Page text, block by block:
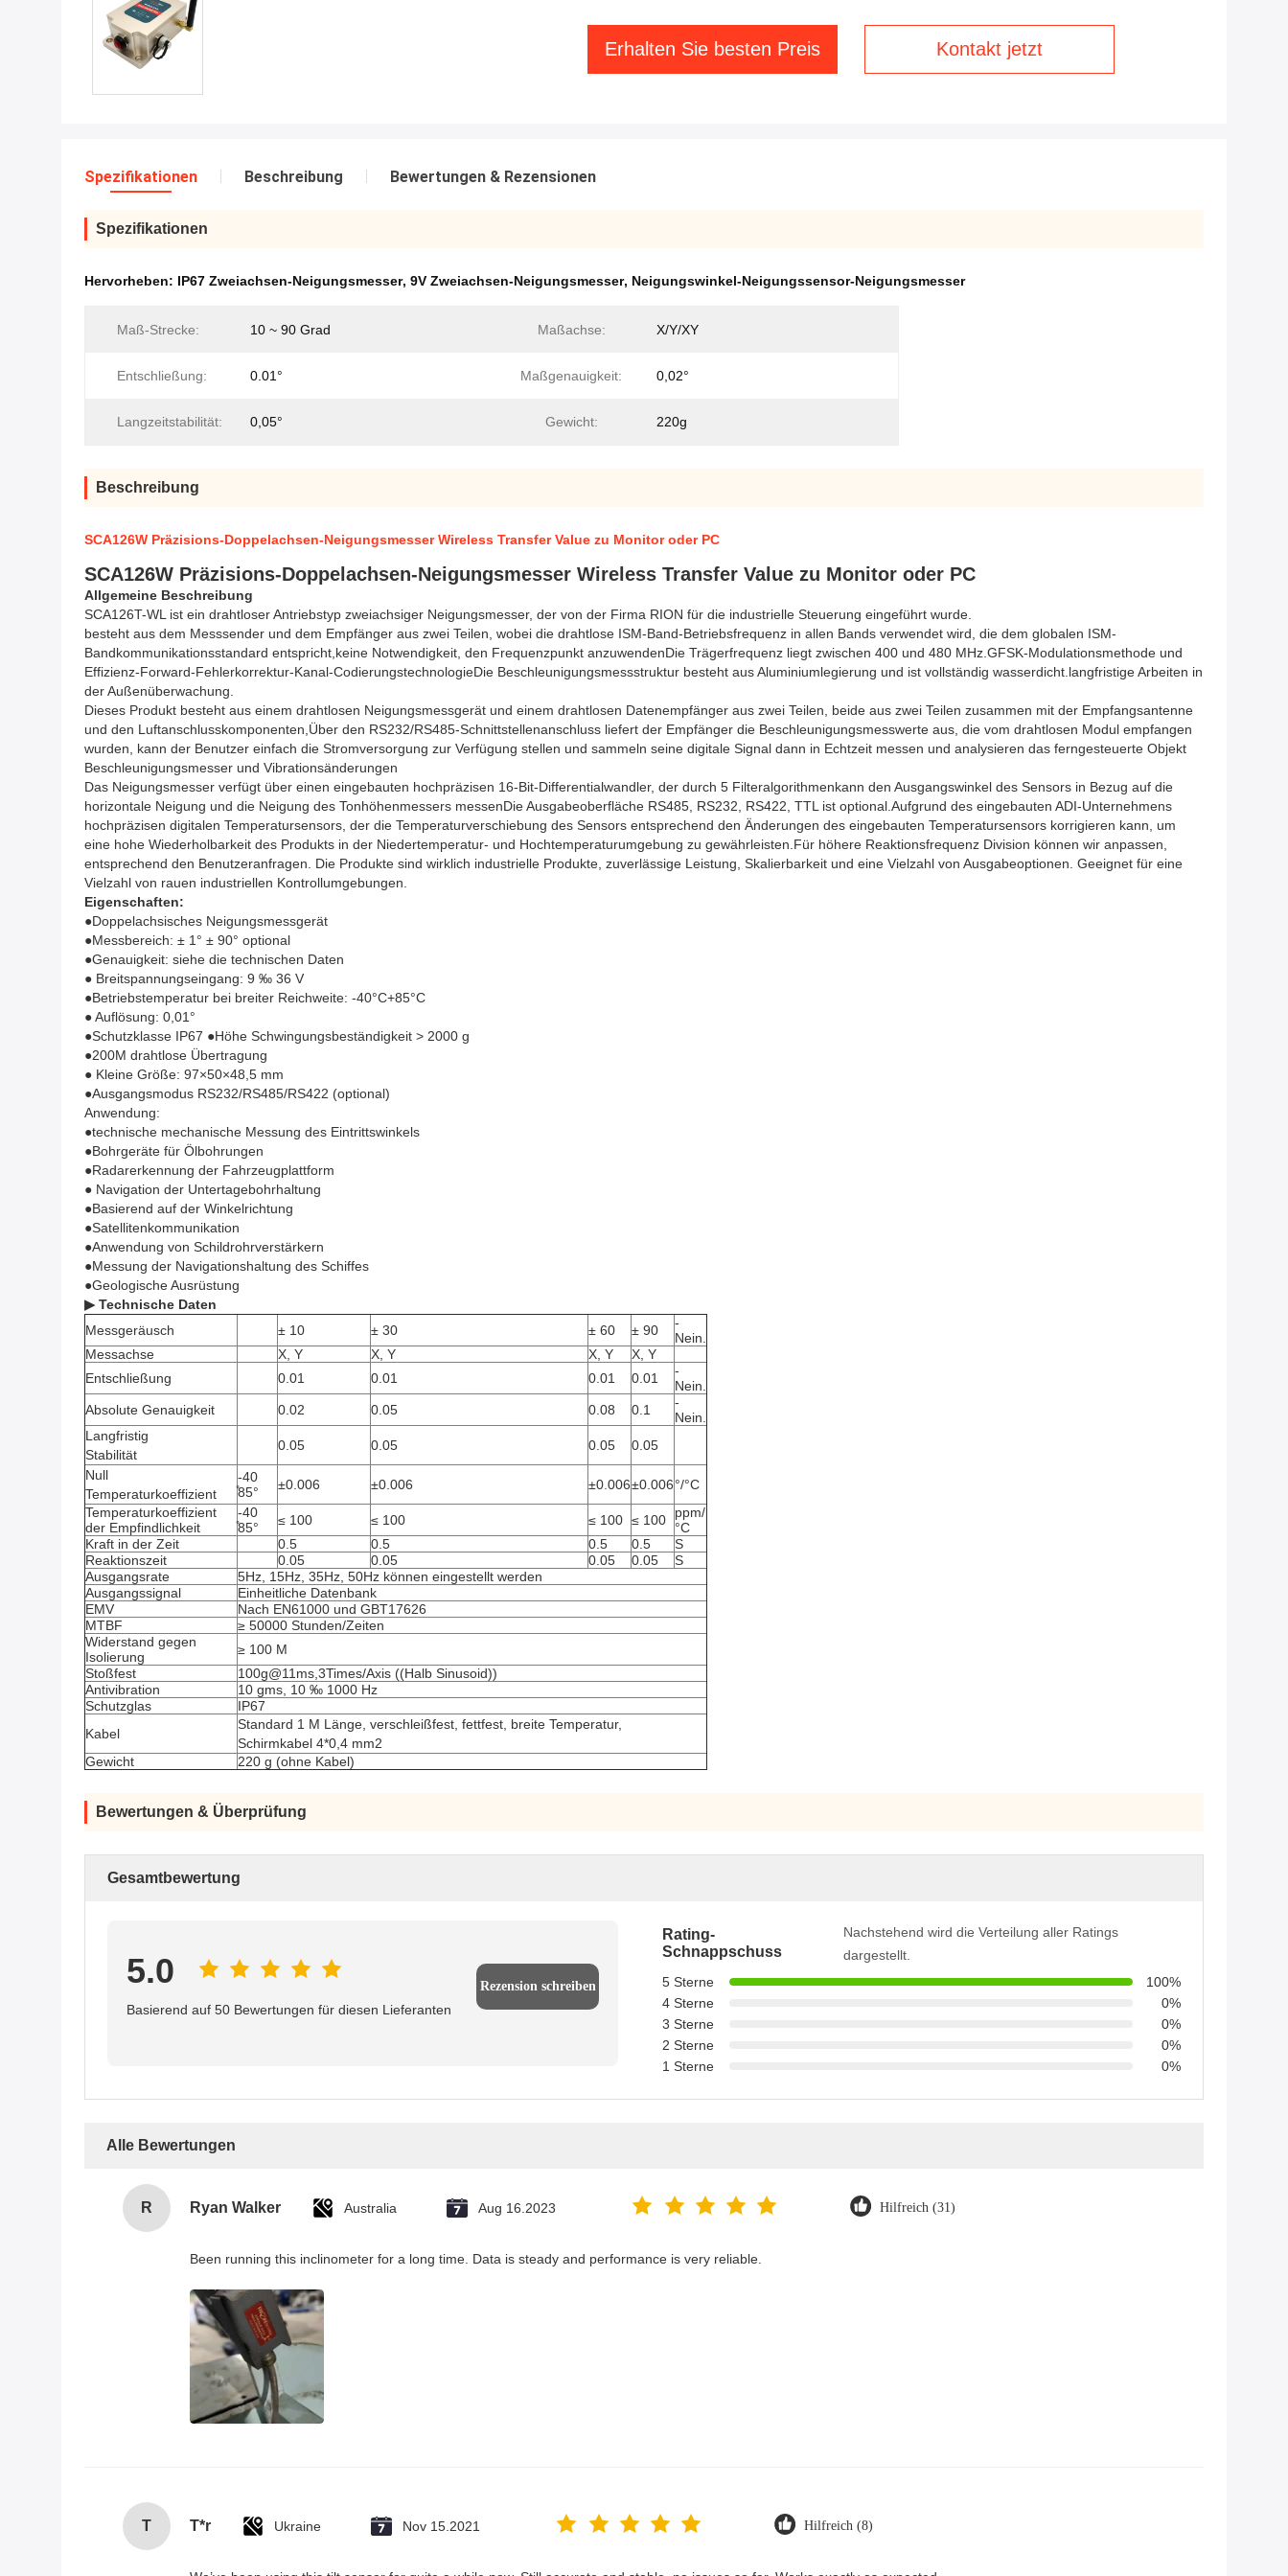
Erhalten Sie besten Preis Kontakt jetzt
Spezifikationen Beschreibung Bewertungen & Rezensionen
Spezifikationen
Hervorheben: IP67 Zweiachsen-Neigungsmesser, 9V Zweiachsen-Neigungsmesser, Neigungswinkel-Neigungssensor-Neigungsmesser
Maß-Strecke: 10 ~ 90 Grad Maßachse: X/Y/XY
Entschließung: 0.01° Maßgenauigkeit: 0,02°
Langzeitstabilität: 0,05° Gewicht: 220g
Beschreibung
SCA126W Präzisions-Doppelachsen-Neigungsmesser Wireless Transfer Value zu Monitor oder PC
SCA126W Präzisions-Doppelachsen-Neigungsmesser Wireless Transfer Value zu Monitor oder PC
Allgemeine Beschreibung
SCA126T-WL ist ein drahtloser Antriebstyp zweiachsiger Neigungsmesser, der von der Firma RION für die industrielle Steuerung eingeführt wurde.
besteht aus dem Messsender und dem Empfänger aus zwei Teilen, wobei die drahtlose ISM-Band-Betriebsfrequenz in allen Bands verwendet wird, die dem globalen ISM-
Bandkommunikationsstandard entspricht,keine Notwendigkeit, den Frequenzpunkt anzuwendenDie Trägerfrequenz liegt zwischen 400 und 480 MHz.GFSK-Modulationsmethode und
Effizienz-Forward-Fehlerkorrektur-Kanal-CodierungstechnologieDie Beschleunigungsmessstruktur besteht aus Aluminiumlegierung und ist vollständig wasserdicht.langfristige Arbeiten in
der Außenüberwachung.
Dieses Produkt besteht aus einem drahtlosen Neigungsmessgerät und einem drahtlosen Datenempfänger aus zwei Teilen, beide aus zwei Teilen zusammen mit der Empfangsantenne
und den Luftanschlusskomponenten,Über den RS232/RS485-Schnittstellenanschluss liefert der Empfänger die Beschleunigungsmesswerte aus, die vom drahtlosen Modul empfangen
wurden, kann der Benutzer einfach die Stromversorgung zur Verfügung stellen und sammeln seine digitale Signal dann in Echtzeit messen und analysieren das ferngesteuerte Objekt
Beschleunigungsmesser und Vibrationsänderungen
Das Neigungsmesser verfügt über einen eingebauten hochpräzisen 16-Bit-Differentialwandler, der durch 5 Filteralgorithmenkann den Ausgangswinkel des Sensors in Bezug auf die
horizontale Neigung und die Neigung des Tonhöhenmessers messenDie Ausgabeoberfläche RS485, RS232, RS422, TTL ist optional.Aufgrund des eingebauten ADI-Unternehmens
hochpräzisen digitalen Temperatursensors, der die Temperaturverschiebung des Sensors entsprechend den Änderungen des eingebauten Temperatursensors korrigieren kann, um
eine hohe Wiederholbarkeit des Produkts in der Niedertemperatur- und Hochtemperaturumgebung zu gewährleisten.Für höhere Reaktionsfrequenz Division können wir anpassen,
entsprechend den Benutzeranfragen. Die Produkte sind wirklich industrielle Produkte, zuverlässige Leistung, Skalierbarkeit und eine Vielzahl von Ausgabeoptionen. Geeignet für eine
Vielzahl von rauen industriellen Kontrollumgebungen.
Eigenschaften:
●Doppelachsisches Neigungsmessgerät
●Messbereich: ± 1° ± 90° optional
●Genauigkeit: siehe die technischen Daten
● Breitspannungseingang: 9 ‰ 36 V
●Betriebstemperatur bei breiter Reichweite: -40°C+85°C
● Auflösung: 0,01°
●Schutzklasse IP67 ●Höhe Schwingungsbeständigkeit > 2000 g
●200M drahtlose Übertragung
● Kleine Größe: 97×50×48,5 mm
●Ausgangsmodus RS232/RS485/RS422 (optional)
Anwendung:
●technische mechanische Messung des Eintrittswinkels
●Bohrgeräte für Ölbohrungen
●Radarerkennung der Fahrzeugplattform
● Navigation der Untertagebohrhaltung
●Basierend auf der Winkelrichtung
●Satellitenkommunikation
●Anwendung von Schildrohrverstärkern
●Messung der Navigationshaltung des Schiffes
●Geologische Ausrüstung
▶ Technische Daten
Messgeräusch
± 10 ± 30 ± 60 ± 90
-
Nein.
Messachse
X, Y X, Y X, Y
X, Y
Entschließung
0.01 0.01 0.01 0.01
-
Nein.
Absolute Genauigkeit
0.02 0.05 0.08 0.1
-
Nein.
Langfristig
Stabilität
0.05 0.05 0.05
0.05
Null
Temperaturkoeffizient
-40
̊85°
±0.006 ±0.006 ±0.006±0.006°/°C
Temperaturkoeffizient
der Empfindlichkeit
-40
̊85°
≤ 100 ≤ 100 ≤ 100 ≤ 100
ppm/
°C
Kraft in der Zeit
0.5 0.5 0.5 0.5
S
Reaktionszeit
0.05 0.05 0.05 0.05
S
Ausgangsrate
5Hz, 15Hz, 35Hz, 50Hz können eingestellt werden
Ausgangssignal
Einheitliche Datenbank
EMV
Nach EN61000 und GBT17626
MTBF
≥ 50000 Stunden/Zeiten
Widerstand gegen
Isolierung
≥ 100 M
Stoßfest
100g@11ms,3Times/Axis ((Halb Sinusoid))
Antivibration
10 gms, 10 ‰ 1000 Hz
Schutzglas
IP67
Kabel
Standard 1 M Länge, verschleißfest, fettfest, breite Temperatur,
Schirmkabel 4*0,4 mm2
Gewicht
220 g (ohne Kabel)
Bewertungen & Überprüfung
Gesamtbewertung
5.0
Basierend auf 50 Bewertungen für diesen Lieferanten
Rezension schreiben
Rating-
Schnappschuss
Nachstehend wird die Verteilung aller Ratings
dargestellt.
5 Sterne
100%
4 Sterne
0%
3 Sterne
0%
2 Sterne
0%
1 Sterne
0%
Alle Bewertungen
R Ryan Walker Australia Aug 16.2023 Hilfreich (31)
Been running this inclinometer for a long time. Data is steady and performance is very reliable.
T T*r Ukraine Nov 15.2021 Hilfreich (8)